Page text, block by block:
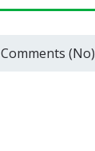
Comments (No)